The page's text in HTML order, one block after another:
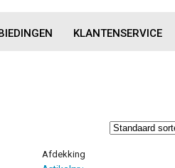
KLANTENSERVICE
Afdekking